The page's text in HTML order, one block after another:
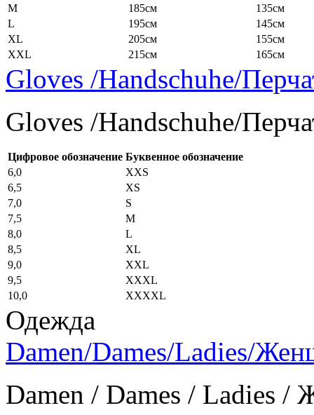
M
185см
135см
L
195см
145см
XL
205см
155см
XXL
215см 165см
Gloves /Handschuhe/
Gloves /Handschuhe/
Цифровое обозначение Буквенное обозначение
6,0
XXS
6,5
XS
7,0
S
7,5
M
8,0
L
8,5
XL
9,0
XXL
9,5
XXXL
10,0
XXXXL
Одежда
Damen/Dames/Ladies/
Damen / Dames / Ladies